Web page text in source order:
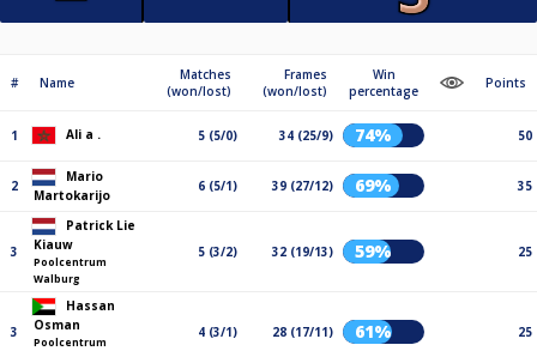
# Name
Matches
(won/lost)
Frames
(won/lost)
Win
percentage
Points
1 Ali a . 5 (5/0) 34 (25/9) 74% 50
2
Mario
Martokarijo
6 (5/1) 39 (27/12) 69% 35
3
Patrick Lie
Kiauw
Poolcentrum
Walburg
5 (3/2) 32 (19/13) 59% 25
3
Hassan
Osman
Poolcentrum
4 (3/1) 28 (17/11) 61% 25